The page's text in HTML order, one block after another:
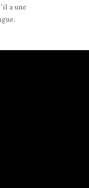
a une